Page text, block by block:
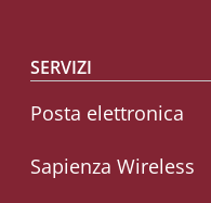
SERVIZI
Posta elettronica
Sapienza Wireless